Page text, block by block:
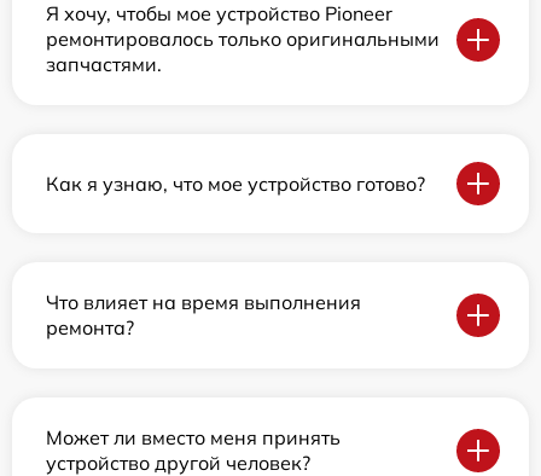
Я хочу, чтобы мое устройство Pioneer
ремонтировалось только оригинальными
запчастями.
Как я узнаю, что мое устройство готово?
Что влияет на время выполнения
ремонта?
Может ли вместо меня принять
устройство другой человек?